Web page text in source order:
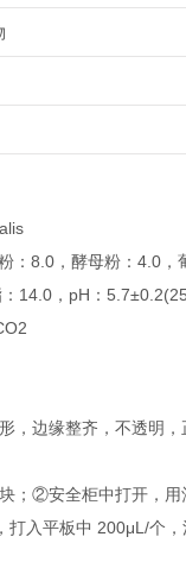
：8.0，酵母粉：4.0
：14.0，pH：
，边缘整齐，不透明
；②安全柜中打开，
打入平板中 200μL/个